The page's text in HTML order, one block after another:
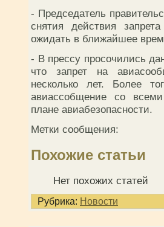
- Председатель
снятия действия
ожидать в ближайшее
- В прессу просочились
что запрет на
несколько лет. Более
авиассобщение со
плане авиабезопасности.
Метки сообщения:
Похожие статьи
Нет похожих статей
Рубрика: Новости